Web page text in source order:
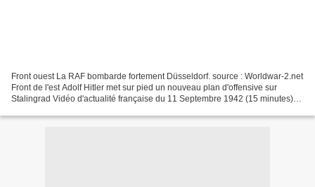
Front ouest La RAF bombarde fortement Düsseldorf. source : Worldwar-2.net
Front de l'est Adolf Hitler met sur pied un nouveau plan d'offensive sur
Stalingrad Vidéo d'actualité française du 11 Septembre 1942 (15 minutes)